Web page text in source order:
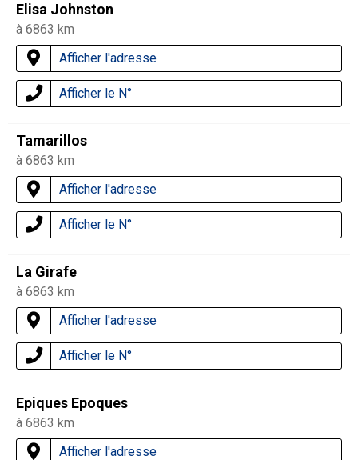
Elisa Johnston
à 6863 km
Afficher l'adresse
Afficher le N°
Tamarillos
à 6863 km
Afficher l'adresse
Afficher le N°
La Girafe
à 6863 km
Afficher l'adresse
Afficher le N°
Epiques Epoques
à 6863 km
Afficher l'adresse